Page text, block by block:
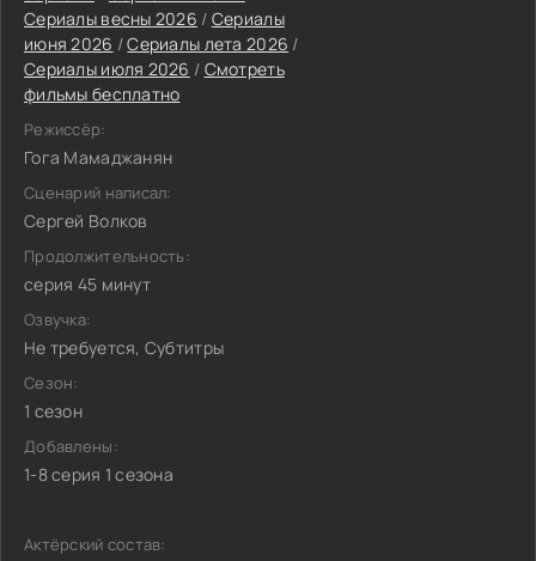
Сериалы весны 2026 / Сериалы
июня 2026 /Сериалы лета 2026 /
Сериалы июля 2026 / Смотреть
фильмы бесплатно
Режиссёр:
Гога Мамаджанян
Сценарий написал:
Сергей Волков
Продолжительность:
серия 45 минут
Озвучка:
Не требуется, Субтитры
Сезон:
1 сезон
Добавлены:
1-8 серия 1 сезона
Актёрский состав: